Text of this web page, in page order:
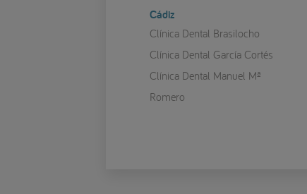
Cádiz
Clínica Dental Brasilocho
Clínica Dental García Cortés
Clínica Dental Manuel Mª
Romero